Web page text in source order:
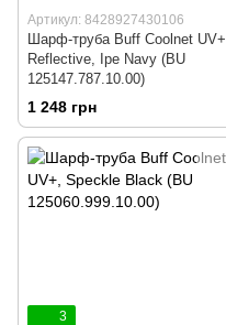
Артикул: 8428927430106
Шарф-труба Buff Coolnet UV+
Reflective, Ipe Navy (BU
125147.787.10.00)
1 248 грн
3